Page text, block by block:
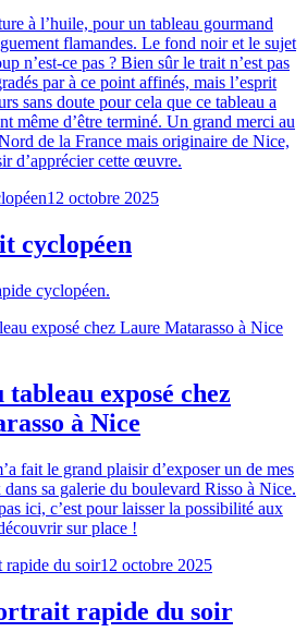
à l’huile, pour un tableau gourmand
flamandes. Le fond noir et le sujet
n’est-ce pas ? Bien sûr le trait n’est pas
par à ce point affinés, mais l’esprit
sans doute pour cela que ce tableau a
même d’être terminé. Un grand merci au
de la France mais originaire de Nice,
d’apprécier cette œuvre.
12 octobre 2025
cyclopéen
cyclopéen.
tableau exposé chez
à Nice
fait le grand plaisir d’exposer un de mes
sa galerie du boulevard Risso à Nice.
ici, c’est pour laisser la possibilité aux
sur place !
12 octobre 2025
rapide du soir